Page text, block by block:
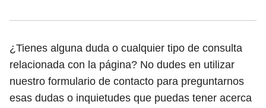
¿Tienes alguna duda o cualquier tipo de consulta
relacionada con la página? No dudes en utilizar
nuestro formulario de contacto para preguntarnos
esas dudas o inquietudes que puedas tener acerca